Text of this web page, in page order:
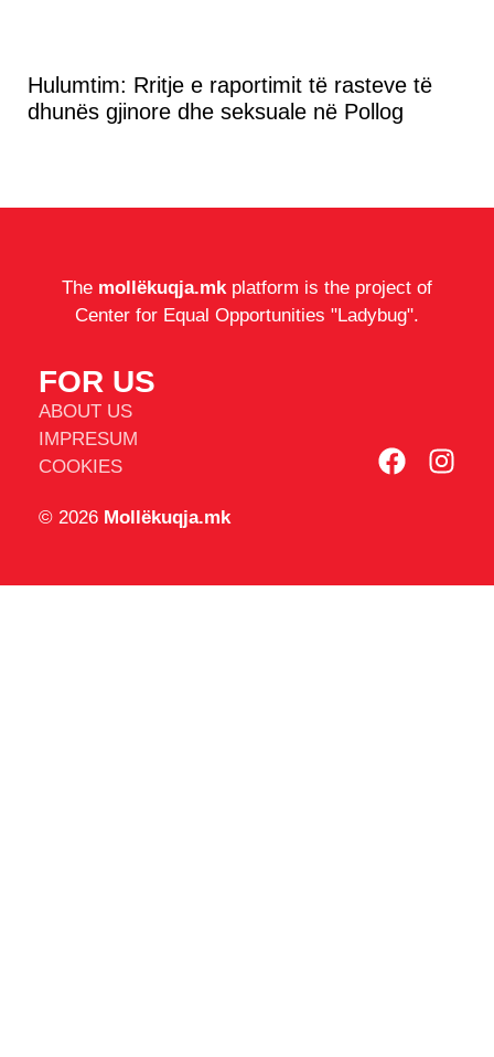
Hulumtim: Rritje e raportimit të rasteve të
dhunës gjinore dhe seksuale në Pollog
The mollëkuqja.mk platform is the project of
Center for Equal Opportunities "Ladybug".
FOR US
ABOUT US
IMPRESUM
COOKIES
© 2026 Mollëkuqja.mk